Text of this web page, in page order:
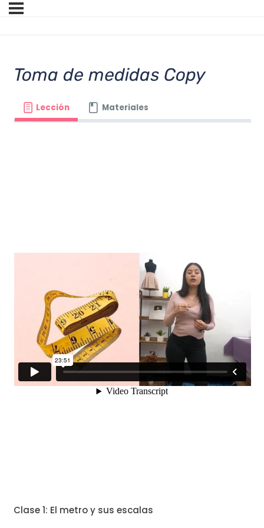
Toma de medidas Copy
Lección Materiales
Clase 1: El metro y sus escalas